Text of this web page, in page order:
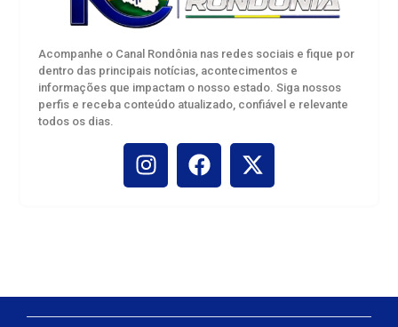
Etapa estadual paralímpica do Joer
inicia em Porto Velho nesta quarta-
Acompanhe o Canal Rondônia nas redes sociais e fique por
dentro das principais notícias, acontecimentos e
informações que impactam o nosso estado. Siga nossos
perfis e receba conteúdo atualizado, confiável e relevante
todos os dias.